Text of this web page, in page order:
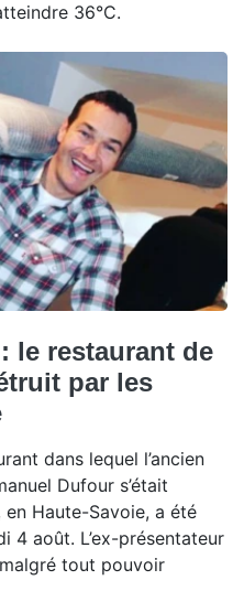
36°C.
le restaurant de
par les
dans lequel l’ancien
Dufour s’était
Haute-Savoie, a été
4 août. L’ex-présentateur
tout pouvoir